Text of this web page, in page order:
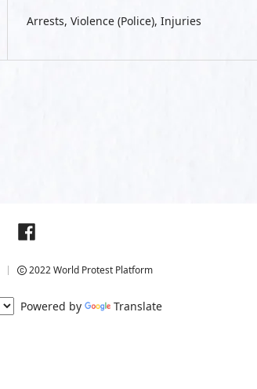
Arrests, Violence (Police), Injuries
2022 World Protest Platform
Powered by Translate